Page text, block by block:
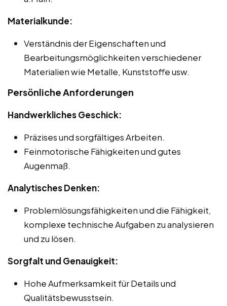
Materialkunde:
Verständnis der Eigenschaften und
Bearbeitungsmöglichkeiten verschiedener
Materialien wie Metalle, Kunststoffe usw.
Persönliche Anforderungen
Handwerkliches Geschick:
Präzises und sorgfältiges Arbeiten.
Feinmotorische Fähigkeiten und gutes
Augenmaß.
Analytisches Denken:
Problemlösungsfähigkeiten und die Fähigkeit,
komplexe technische Aufgaben zu analysieren
und zu lösen.
Sorgfalt und Genauigkeit:
Hohe Aufmerksamkeit für Details und
Qualitätsbewusstsein.